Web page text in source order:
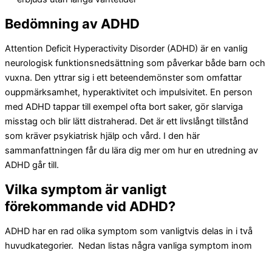
Bedömning av ADHD
Attention Deficit Hyperactivity Disorder (ADHD) är en vanlig
neurologisk funktionsnedsättning som påverkar både barn och
vuxna. Den yttrar sig i ett beteendemönster som omfattar
ouppmärksamhet, hyperaktivitet och impulsivitet. En person
med ADHD tappar till exempel ofta bort saker, gör slarviga
misstag och blir lätt distraherad. Det är ett livslångt tillstånd
som kräver psykiatrisk hjälp och vård. I den här
sammanfattningen får du lära dig mer om hur en utredning av
ADHD går till.
Vilka symptom är vanligt
förekommande vid ADHD?
ADHD har en rad olika symptom som vanligtvis delas in i två
huvudkategorier. Nedan listas några vanliga symptom inom